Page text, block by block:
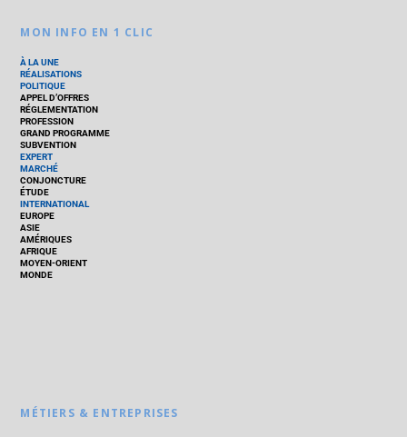
MON INFO EN 1 CLIC
À LA UNE
RÉALISATIONS
POLITIQUE
APPEL D’OFFRES
RÉGLEMENTATION
PROFESSION
GRAND PROGRAMME
SUBVENTION
EXPERT
MARCHÉ
CONJONCTURE
ÉTUDE
INTERNATIONAL
EUROPE
ASIE
AMÉRIQUES
AFRIQUE
MOYEN-ORIENT
MONDE
MÉTIERS & ENTREPRISES